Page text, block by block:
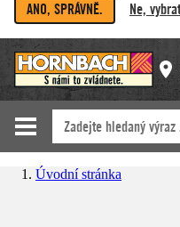
ANO, SPRÁVNĚ. Ne,
Úvodní stránka